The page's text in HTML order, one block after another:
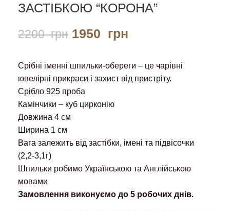
ЗАСТІБКОЮ “КОРОНА”
2200грн 1950 грн
Срібні іменні шпильки-обереги – це чарівні
ювелірні прикраси і захист від пристріту.
Срібло 925 проба
Камінчики – куб цирконію
Довжина 4 см
Ширина 1 см
Вага залежить від застібки, імені та підвісочки
(2,2-3,1г)
Шпильки робимо Українською та Англійською
мовами
Замовлення виконуємо до 5 робочих днів.